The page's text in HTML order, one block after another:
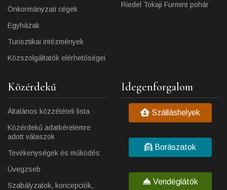
Önkormányzati cégek
Egyházak
Turisztikai intézmények
Közszolgáltatók elérhetőségei
Riedel Tokaji Furmint pohár
Közérdekű
Általános közzétételi lista
Közérdekű adatkérelemre
adott válaszok
Tevékenységek és működés
Üvegzseb
Szabályzatok, koncepciók,
Idegenforgalom
Szálláshelyek
Borászatok
Vendéglátók